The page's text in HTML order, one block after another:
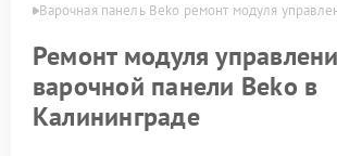
Варочная панель Beko ремонт модуля
Ремонт модуля
варочной панели Beko в
Калининграде